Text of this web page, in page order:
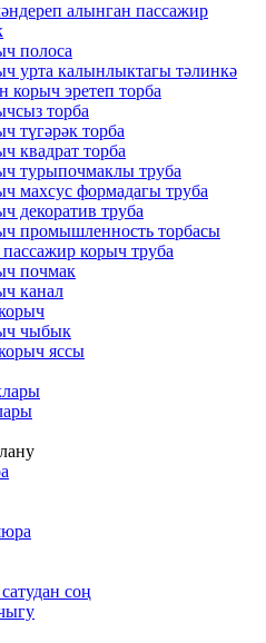
алынган пассажир
полоса
урта калынлыктагы тәлинкә
корыч эретеп торба
торба
түгәрәк торба
квадрат торба
турыпочмаклы труба
махсус формадагы труба
декоратив труба
промышленность торбасы
корыч труба
почмак
канал
чыбык
яссы
соң